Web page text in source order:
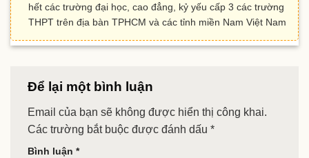
hết các trường đại học, cao đẳng, kỷ yếu cấp 3 các trường
THPT trên địa bàn TPHCM và các tỉnh miền Nam Việt Nam
Để lại một bình luận
Email của bạn sẽ không được hiển thị công khai.
Các trường bắt buộc được đánh dấu *
Bình luận *